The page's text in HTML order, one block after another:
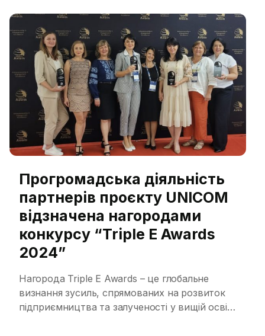
«Університети місцеві громади: підсилення
взаємодії» (UNICOM №.101083077). Воркшоп
«Третя місія університетів: методологія оцінки
та підходи», який […]
Прогромадська діяльність
партнерів проєкту UNICOM
відзначена нагородами
конкурсу “Triple E Awards
2024”
Нагорода Triple E Awards – це глобальне
визнання зусиль, спрямованих на розвиток
підприємництва та залученості у вищій освіті.